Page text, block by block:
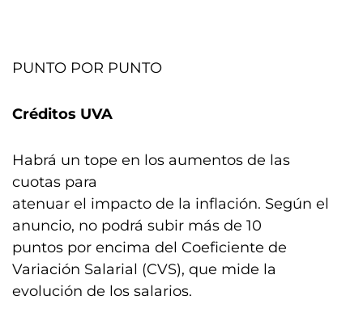
PUNTO POR PUNTO
Créditos UVA
Habrá un tope en los aumentos de las
cuotas para
atenuar el impacto de la inflación. Según el
anuncio, no podrá subir más de 10
puntos por encima del Coeficiente de
Variación Salarial (CVS), que mide la
evolución de los salarios.